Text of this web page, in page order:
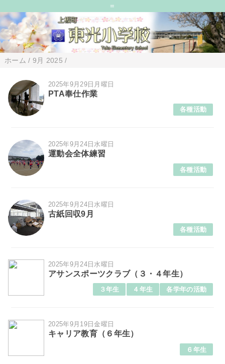
=
ホーム / 9月 2025 /
2025年9月29日月曜日
PTA奉仕作業
各種活動
2025年9月24日水曜日
運動会全体練習
各種活動
2025年9月24日水曜日
古紙回収9月
各種活動
2025年9月24日水曜日
アサンスポーツクラブ（３・４年生）
３年生 ４年生 各学年の活動
2025年9月19日金曜日
キャリア教育（６年生）
６年生